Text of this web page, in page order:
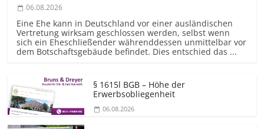
06.08.2026
Eine Ehe kann in Deutschland vor einer ausländischen
Vertretung wirksam geschlossen werden, selbst wenn
sich ein Eheschließender währenddessen unmittelbar vor
dem Botschaftsgebäude befindet. Dies entschied das ...
§ 1615l BGB – Höhe der
Erwerbsobliegenheit
06.08.2026